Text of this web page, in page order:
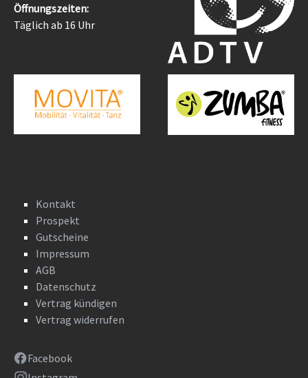
Öffnungszeiten:
Täglich ab 16 Uhr
Kontakt
Prospekt
Gutscheine
Impressum
AGB
Datenschutz
Vertrag kündigen
Vertrag widerrufen
Facebook